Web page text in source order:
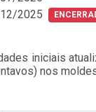
2025
iniciais
nos